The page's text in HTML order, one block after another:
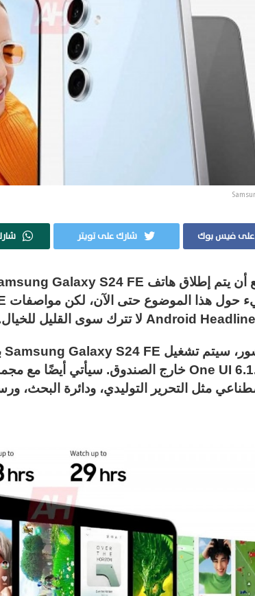
فيس بوك شارك على تويتر
مثل التحرير التوليدي، ودائرة البحث،